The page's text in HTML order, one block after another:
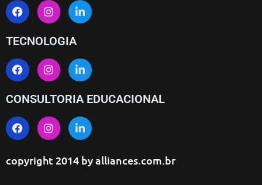
TECNOLOGIA
CONSULTORIA EDUCACIONAL
copyright 2014 byalliances.com.br